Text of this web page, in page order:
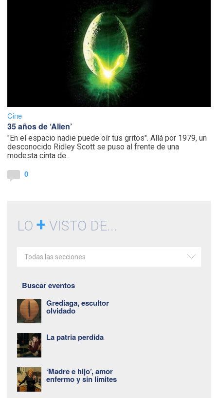
Cine
35 años de ‘Alien’
"En el espacio nadie puede oír tus gritos". Allá por 1979, un
desconocido Ridley Scott se puso al frente de una
modesta cinta de...
0
LO + VISTO DE...
Todas las secciones
Buscar eventos
Grediaga, escultor
olvidado
La patria perdida
‘Madre e hijo’, amor
enfermo y sin límites